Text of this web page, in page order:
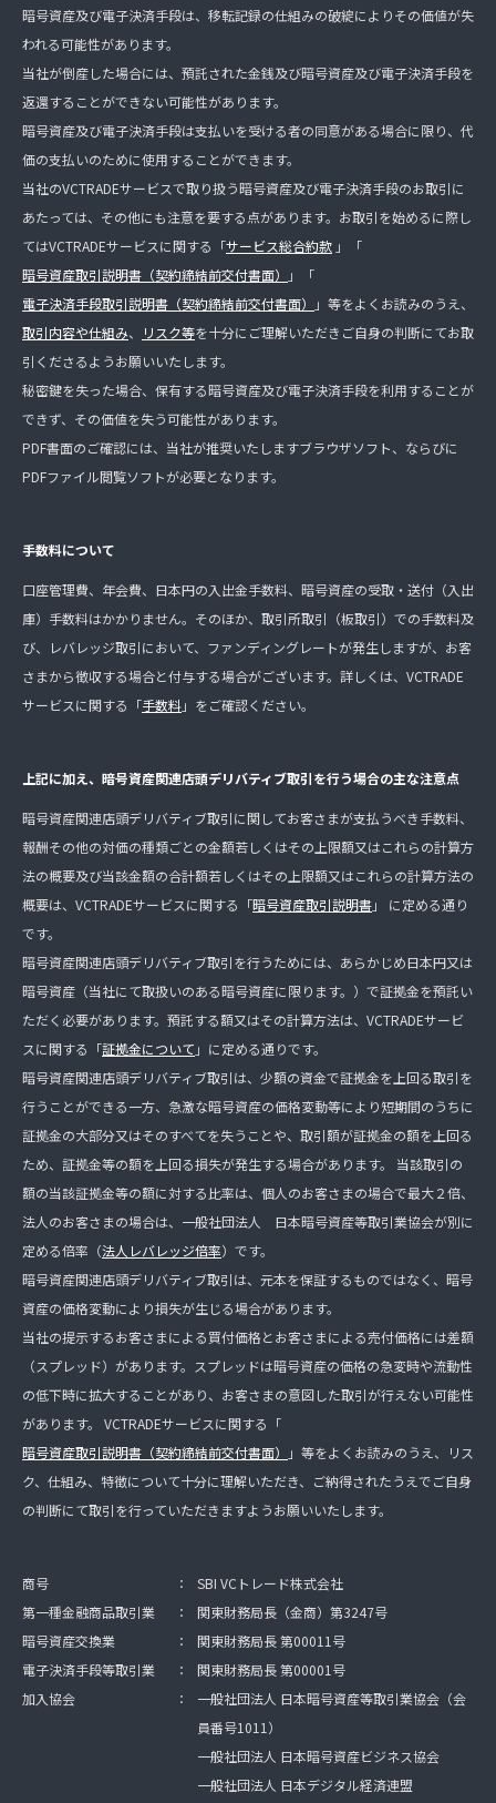
暗号資産及び電子決済手段は、移転記録の仕組みの破綻によりその価値が失
われる可能性があります。
当社が倒産した場合には、預託された金銭及び暗号資産及び電子決済手段を
返還することができない可能性があります。
暗号資産及び電子決済手段は支払いを受ける者の同意がある場合に限り、代
価の支払いのために使用することができます。
当社のVCTRADEサービスで取り扱う暗号資産及び電子決済手段のお取引に
あたっては、その他にも注意を要する点があります。お取引を始めるに際し
てはVCTRADEサービスに関する「サービス総合約款 」「
暗号資産取引説明書（契約締結前交付書面）
」「
電子決済手段取引説明書（契約締結前交付書面）
」等をよくお読みのうえ、
取引内容や仕組み、 リスク等を十分にご理解いただきご自身の判断にてお取
引くださるようお願いいたします。
秘密鍵を失った場合、保有する暗号資産及び電子決済手段を利用することが
できず、その価値を失う可能性があります。
PDF書面のご確認には、当社が推奨いたしますブラウザソフト、ならびに
PDFファイル閲覧ソフトが必要となります。
手数料について
口座管理費、年会費、日本円の入出金手数料、暗号資産の受取・送付（入出
庫）手数料はかかりません。そのほか、取引所取引（板取引）での手数料及
び、レバレッジ取引において、ファンディングレートが発生しますが、お客
さまから徴収する場合と付与する場合がございます。詳しくは、VCTRADE
サービスに関する「手数料」をご確認ください。
上記に加え、暗号資産関連店頭デリバティブ取引を行う場合の主な注意点
暗号資産関連店頭デリバティブ取引に関してお客さまが支払うべき手数料、
報酬その他の対価の種類ごとの金額若しくはその上限額又はこれらの計算方
法の概要及び当該金額の合計額若しくはその上限額又はこれらの計算方法の
概要は、VCTRADEサービスに関する「暗号資産取引説明書」 に定める通り
です。
暗号資産関連店頭デリバティブ取引を行うためには、あらかじめ日本円又は
暗号資産（当社にて取扱いのある暗号資産に限ります。）で証拠金を預託い
ただく必要があります。預託する額又はその計算方法は、VCTRADEサービ
スに関する「証拠金について 」に定める通りです。
暗号資産関連店頭デリバティブ取引は、少額の資金で証拠金を上回る取引を
行うことができる一方、急激な暗号資産の価格変動等により短期間のうちに
証拠金の大部分又はそのすべてを失うことや、取引額が証拠金の額を上回る
ため、証拠金等の額を上回る損失が発生する場合があります。 当該取引の
額の当該証拠金等の額に対する比率は、個人のお客さまの場合で最大２倍、
法人のお客さまの場合は、一般社団法人 日本暗号資産等取引業協会が別に
定める倍率（法人レバレッジ倍率）です。
暗号資産関連店頭デリバティブ取引は、元本を保証するものではなく、暗号
資産の価格変動により損失が生じる場合があります。
当社の提示するお客さまによる買付価格とお客さまによる売付価格には差額
（スプレッド）があります。スプレッドは暗号資産の価格の急変時や流動性
の低下時に拡大することがあり、お客さまの意図した取引が行えない可能性
があります。 VCTRADEサービスに関する「
暗号資産取引説明書（契約締結前交付書面）
」等をよくお読みのうえ、リス
ク、仕組み、特徴について十分に理解いただき、ご納得されたうえでご自身
の判断にて取引を行っていただきますようお願いいたします。
商号 ：
SBI VCトレード株式会社
第一種金融商品取引業
：
関東財務局長（金商）第3247号
暗号資産交換業
：
関東財務局長 第00011号
電子決済手段等取引業
：
関東財務局長 第00001号
加入協会
：
一般社団法人 日本暗号資産等取引業協会（会
員番号1011）
一般社団法人 日本暗号資産ビジネス協会
一般社団法人 日本デジタル経済連盟